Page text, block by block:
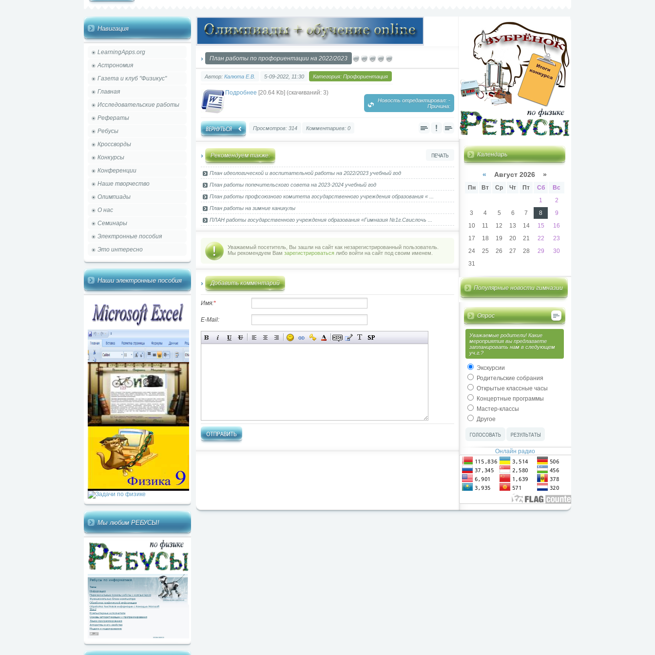
Навигация
LearningApps.org
Астрономия
Газета и клуб "Физикус"
Главная
Исследовательские работы
Рефераты
Ребусы
Кроссворды
Конкурсы
Конференции
Наше творчество
Олимпиады
О нас
Семинары
Электронные пособия
Это интересно
Наши электронные пособия
Мы любим РЕБУСЫ!
План работы по профориентации на 2022/2023
Автор: Калюта Е.В. 5-09-2022, 11:30 Категория: Профориентация
Подробнее [20.64 Kb] (cкачиваний: 3)
Новость отредактировал: -
Причина:
Просмотров: 314 Комментариев: 0
Рекомендуем также:
План идеологической и воспитательной работы на 2022/2023 учебный год
План работы попечительского совета на 2023-2024 учебный год
План работы профсоюзного комитета государственного учреждения образования « ...
План работы на зимние каникулы
ПЛАН работы государственного учреждения образования «Гимназия №1г.Свислочь ...
Уважаемый посетитель, Вы зашли на сайт как незарегистрированный пользователь.
Мы рекомендуем Вам зарегистрироваться либо войти на сайт под своим именем.
Добавить комментарий
Имя:*
E-Mail:
Календарь
« Август 2026 »
Пн Вт Ср Чт Пт Сб
Вс
1
2
3
4 5 6 7 8
9
10
11 12 13 14 15
16
17
18 19 20 21 22
23
24
25 26 27 28 29
30
31
Популярные новости гимназии
Опрос
Уважаемые родители! Какие
мероприятия вы предлагаете
запланировать нам в следующем
уч.г.?
Экскурсии
Родительские собрания
Открытые классные часы
Концертные программы
Мастер-классы
Другое
Онлайн радио